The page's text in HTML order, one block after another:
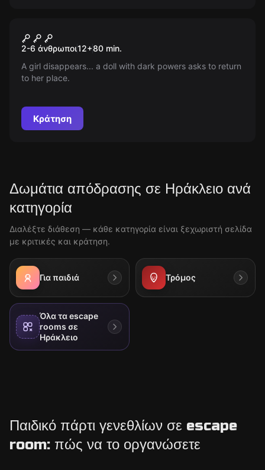
Νέος
Martha
2-6 άνθρωποι12+80 min.
A girl disappears... a doll with dark powers asks to return
to her place.
Κράτηση
Δωμάτια απόδρασης σε Ηράκλειο ανά
κατηγορία
Διαλέξτε διάθεση — κάθε κατηγορία είναι ξεχωριστή σελίδα
με κριτικές και κράτηση.
Για παιδιά Τρόμος
Όλα τα escape
rooms σε
Ηράκλειο
Παιδικό πάρτι γενεθλίων σε escape
room: πώς να το οργανώσετε